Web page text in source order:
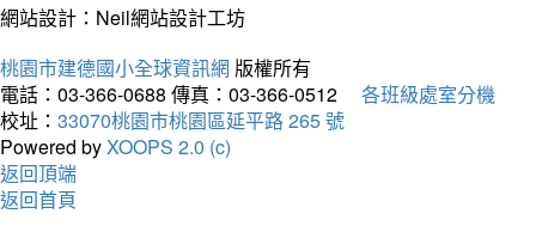
網站設計：Neil網站設計工坊
桃園市建德國小全球資訊網 版權所有
電話：03-366-0688 傳真：03-366-0512
各班級處室分機
校址： 33070桃園市桃園區延平路 265 號
Powered byXOOPS 2.0 (c)
返回頂端
返回首頁